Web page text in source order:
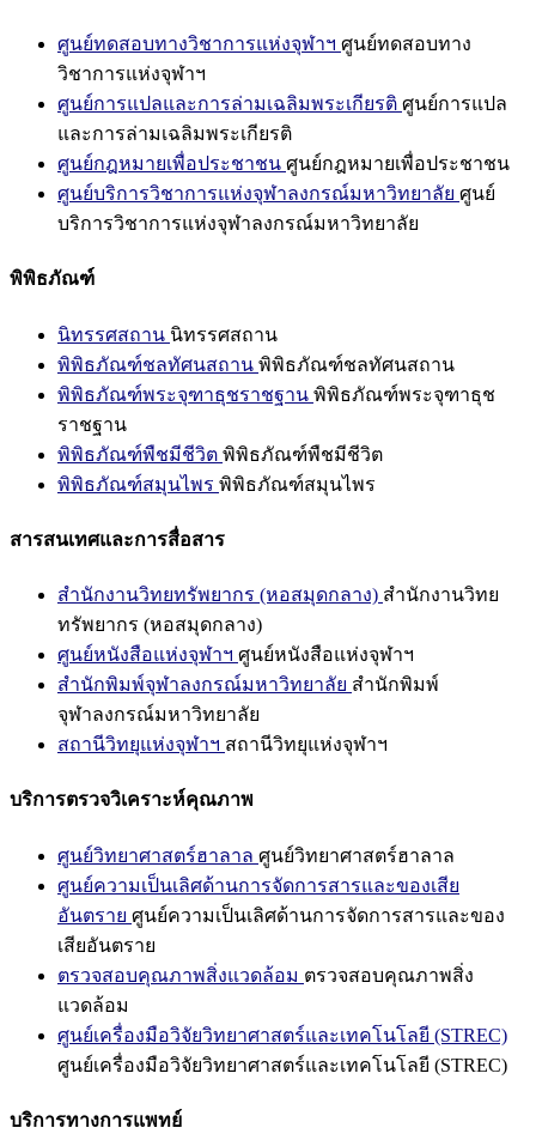
ศูนย์ทดสอบทางวิชาการแห่งจุฬาฯ ศูนย์ทดสอบทาง
วิชาการแห่งจุฬาฯ
ศูนย์การแปลและการล่ามเฉลิมพระเกียรติ ศูนย์การแปล
และการล่ามเฉลิมพระเกียรติ
ศูนย์กฎหมายเพื่อประชาชน ศูนย์กฎหมายเพื่อประชาชน
ศูนย์บริการวิชาการแห่งจุฬาลงกรณ์มหาวิทยาลัย ศูนย์
บริการวิชาการแห่งจุฬาลงกรณ์มหาวิทยาลัย
พิพิธภัณฑ์
นิทรรศสถาน นิทรรศสถาน
พิพิธภัณฑ์ชลทัศนสถาน พิพิธภัณฑ์ชลทัศนสถาน
พิพิธภัณฑ์พระจุฑาธุชราชฐาน พิพิธภัณฑ์พระจุฑาธุช
ราชฐาน
พิพิธภัณฑ์พืชมีชีวิต พิพิธภัณฑ์พืชมีชีวิต
พิพิธภัณฑ์สมุนไพร พิพิธภัณฑ์สมุนไพร
สารสนเทศและการสื่อสาร
สำนักงานวิทยทรัพยากร (หอสมุดกลาง) สำนักงานวิทย
ทรัพยากร (หอสมุดกลาง)
ศูนย์หนังสือแห่งจุฬาฯ ศูนย์หนังสือแห่งจุฬาฯ
สำนักพิมพ์จุฬาลงกรณ์มหาวิทยาลัย สำนักพิมพ์
จุฬาลงกรณ์มหาวิทยาลัย
สถานีวิทยุแห่งจุฬาฯ สถานีวิทยุแห่งจุฬาฯ
บริการตรวจวิเคราะห์คุณภาพ
ศูนย์วิทยาศาสตร์ฮาลาล ศูนย์วิทยาศาสตร์ฮาลาล
ศูนย์ความเป็นเลิศด้านการจัดการสารและของเสีย
อันตราย ศูนย์ความเป็นเลิศด้านการจัดการสารและของ
เสียอันตราย
ตรวจสอบคุณภาพสิ่งแวดล้อม ตรวจสอบคุณภาพสิ่ง
แวดล้อม
ศูนย์เครื่องมือวิจัยวิทยาศาสตร์และเทคโนโลยี (STREC)
ศูนย์เครื่องมือวิจัยวิทยาศาสตร์และเทคโนโลยี (STREC)
บริการทางการแพทย์